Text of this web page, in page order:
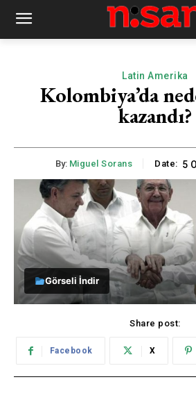
Latin Amerika
Kolombiya’da
kazandı?
By: Miguel Sorans Date: 5
Görseli İndir
Share post:
Facebook X